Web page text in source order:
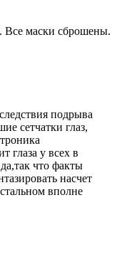
Все маски сброшены.
подрыва
сетчатки глаз,
глаза у всех в
что факты
насчет
вполне